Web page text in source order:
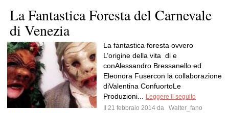
La Fantastica Foresta del Carnevale
di Venezia
La fantastica foresta ovvero
L’origine della vita di e
conAlessandro Bressanello ed
Eleonora Fusercon la collaborazione
diValentina ConfuortoLe
Produzioni...
Leggere il seguito
Il 21 febbraio 2014 da
Walter_fano